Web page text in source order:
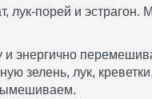
лук-порей и эстрагон.
энергично
зелень, лук,